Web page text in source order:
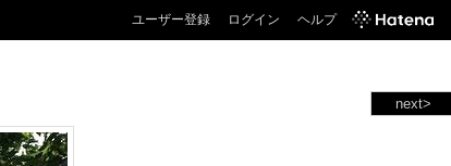
ユーザー登録 ログイン ヘルプ
next>